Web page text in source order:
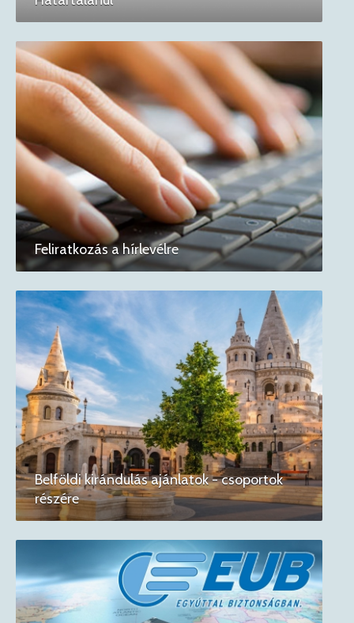
Feliratkozás a hírlevélre
Belföldi kirándulás ajánlatok - csoportok
részére